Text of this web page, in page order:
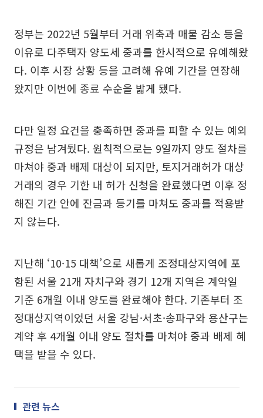
정부는 2022년 5월부터 거래 위축과 매물 감소 등을
이유로 다주택자 양도세 중과를 한시적으로 유예해왔
다. 이후 시장 상황 등을 고려해 유예 기간을 연장해
왔지만 이번에 종료 수순을 밟게 됐다.
다만 일정 요건을 충족하면 중과를 피할 수 있는 예외
규정은 남겨뒀다. 원칙적으로는 9일까지 양도 절차를
마쳐야 중과 배제 대상이 되지만, 토지거래허가 대상
거래의 경우 기한 내 허가 신청을 완료했다면 이후 정
해진 기간 안에 잔금과 등기를 마쳐도 중과를 적용받
지 않는다.
지난해 ‘10·15 대책’으로 새롭게 조정대상지역에 포
함된 서울 21개 자치구와 경기 12개 지역은 계약일
기준 6개월 이내 양도를 완료해야 한다. 기존부터 조
정대상지역이었던 서울 강남·서초·송파구와 용산구는
계약 후 4개월 이내 양도 절차를 마쳐야 중과 배제 혜
택을 받을 수 있다.
관련 뉴스